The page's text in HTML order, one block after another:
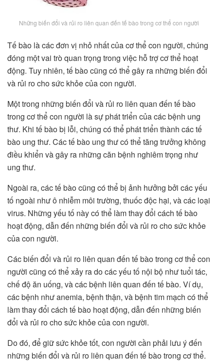
Những biến đổi và rủi ro liên quan đến tế bào trong cơ thể con người
Tế bào là các đơn vị nhỏ nhất của cơ thể con người, chúng
đóng một vai trò quan trọng trong việc hỗ trợ cơ thể hoạt
động. Tuy nhiên, tế bào cũng có thể gây ra những biến đổi
và rủi ro cho sức khỏe của con người.
Một trong những biến đổi và rủi ro liên quan đến tế bào
trong cơ thể con người là sự phát triển của các bệnh ung
thư. Khi tế bào bị lỗi, chúng có thể phát triển thành các tế
bào ung thư. Các tế bào ung thư có thể tăng trưởng không
điều khiển và gây ra những căn bệnh nghiêm trọng như
ung thư.
Ngoài ra, các tế bào cũng có thể bị ảnh hưởng bởi các yếu
tố ngoài như ô nhiễm môi trường, thuốc độc hại, và các loại
virus. Những yếu tố này có thể làm thay đổi cách tế bào
hoạt động, dẫn đến những biến đổi và rủi ro cho sức khỏe
của con người.
Các biến đổi và rủi ro liên quan đến tế bào trong cơ thể con
người cũng có thể xảy ra do các yếu tố nội bộ như tuổi tác,
chế độ ăn uống, và các bệnh liên quan đến tế bào. Ví dụ,
các bệnh như anemia, bệnh thận, và bệnh tim mạch có thể
làm thay đổi cách tế bào hoạt động, dẫn đến những biến
đổi và rủi ro cho sức khỏe của con người.
Do đó, để giữ sức khỏe tốt, con người cần phải lưu ý đến
những biến đổi và rủi ro liên quan đến tế bào trong cơ thể.